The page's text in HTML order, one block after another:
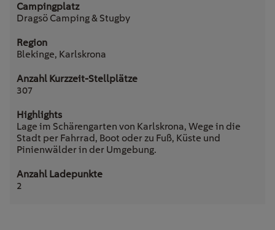
Dragsö Camping & Stugby
Blekinge, Karlskrona
307
Lage im Schärengarten von Karlskrona, Wege in die
Stadt per Fahrrad, Boot oder zu Fuß, Küste und
Pinienwälder in der Umgebung.
2